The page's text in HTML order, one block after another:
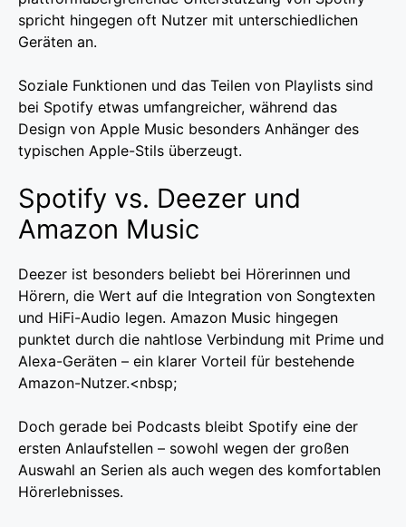
spricht hingegen oft Nutzer mit unterschiedlichen
Geräten an.
Soziale Funktionen und das Teilen von Playlists sind
bei Spotify etwas umfangreicher, während das
Design von Apple Music besonders Anhänger des
typischen Apple-Stils überzeugt.
Spotify vs. Deezer und
Amazon Music
Deezer ist besonders beliebt bei Hörerinnen und
Hörern, die Wert auf die Integration von Songtexten
und HiFi-Audio legen. Amazon Music hingegen
punktet durch die nahtlose Verbindung mit Prime und
Alexa-Geräten – ein klarer Vorteil für bestehende
Amazon-Nutzer.<nbsp;
Doch gerade bei Podcasts bleibt Spotify eine der
ersten Anlaufstellen – sowohl wegen der großen
Auswahl an Serien als auch wegen des komfortablen
Hörerlebnisses.